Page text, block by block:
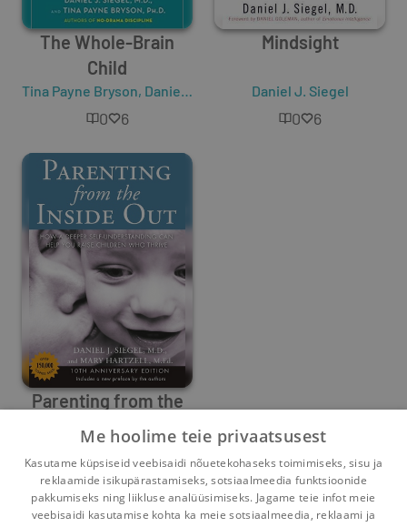
The Whole-Brain
Child
Tina Payne Bryson, Daniel J. Siegel
0 6
Mindsight
Daniel J. Siegel
0 6
Parenting from the
Inside Out
0 8
Me hoolime teie privaatsusest
Kasutame küpsiseid veebisaidi nõuetekohaseks toimimiseks, sisu ja
reklaamide isikupärastamiseks, sotsiaalmeedia funktsioonide
pakkumiseks ning liikluse analüüsimiseks. Jagame teie infot meie
veebisaidi kasutamise kohta ka meie sotsiaalmeedia, reklaami ja